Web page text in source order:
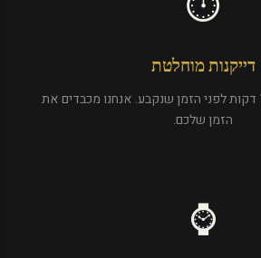
דייקנות מוחלטת
הנהג מגיע לפחות 10 דקות לפני הזמן שנקבע. אנחנו מכבדים את
הזמן שלכם.
⌚